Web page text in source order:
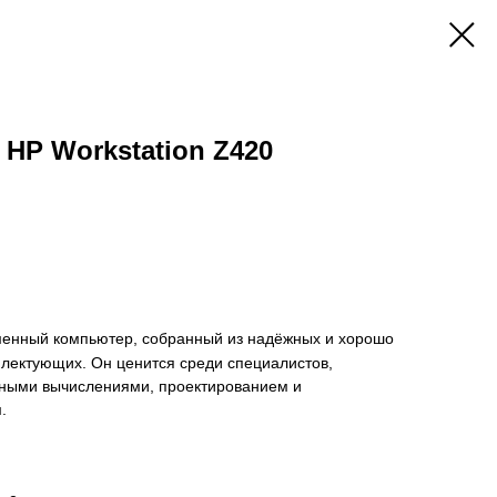
Workstation Z420
компьютер, собранный из надёжных и хорошо
Он ценится среди специалистов,
вычислениями, проектированием и